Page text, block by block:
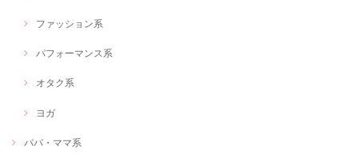
有資格者ママへのキャリア相談
性の働き方について、よく知ることが出来ました。先を見据えたキャリ
ファッション系
パフォーマンス系
オタク系
ヨガ
パパ・ママ系